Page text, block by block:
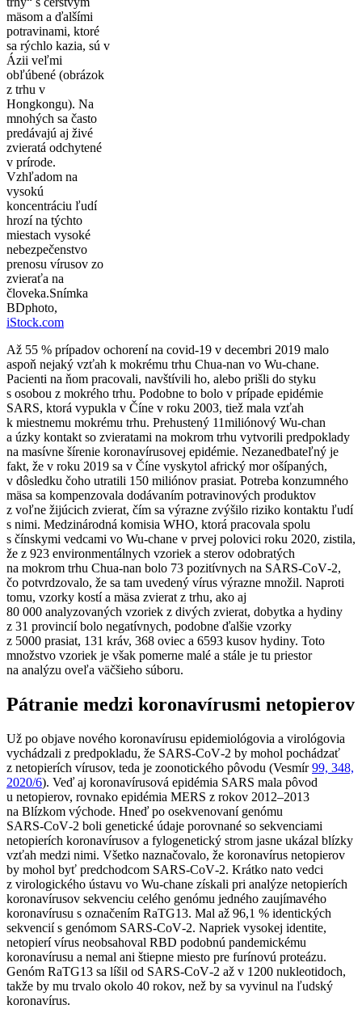
mäsom a ďalšími
potravinami, ktoré
sa rýchlo kazia, sú v
Ázii veľmi
obľúbené (obrázok
z trhu v
Hongkongu). Na
mnohých sa často
predávajú aj živé
zvieratá odchytené
v prírode.
Vzhľadom na
vysokú
koncentráciu ľudí
hrozí na týchto
miestach vysoké
nebezpečenstvo
prenosu vírusov zo
zvieraťa na
človeka.Snímka
BDphoto,
iStock.com
Až 55 % prípadov ochorení na covid-19 v decembri 2019 malo
aspoň nejaký vzťah k mokrému trhu Chua-nan vo Wu-chane.
Pacienti na ňom pracovali, navštívili ho, alebo prišli do styku
s osobou z mokrého trhu. Podobne to bolo v prípade epidémie
SARS, ktorá vypukla v Číne v roku 2003, tiež mala vzťah
k miestnemu mokrému trhu. Prehustený 11miliónový Wu-chan
a úzky kontakt so zvieratami na mokrom trhu vytvorili predpoklady
na masívne šírenie koronavírusovej epidémie. Nezanedbateľný je
fakt, že v roku 2019 sa v Číne vyskytol africký mor ošípaných,
v dôsledku čoho utratili 150 miliónov prasiat. Potreba konzumného
mäsa sa kompenzovala dodávaním potravinových produktov
z voľne žijúcich zvierat, čím sa výrazne zvýšilo riziko kontaktu ľudí
s nimi. Medzinárodná komisia WHO, ktorá pracovala spolu
s čínskymi vedcami vo Wu-chane v prvej polovici roku 2020, zistila,
že z 923 environmentálnych vzoriek a sterov odobratých
na mokrom trhu Chua-nan bolo 73 pozitívnych na SARS‑CoV‑2,
čo potvrdzovalo, že sa tam uvedený vírus výrazne množil. Naproti
tomu, vzorky kostí a mäsa zvierat z trhu, ako aj
80 000 analyzovaných vzoriek z divých zvierat, dobytka a hydiny
z 31 provincií bolo negatívnych, podobne ďalšie vzorky
z 5000 prasiat, 131 kráv, 368 oviec a 6593 kusov hydiny. Toto
množstvo vzoriek je však pomerne malé a stále je tu priestor
na analýzu oveľa väčšieho súboru.
Pátranie medzi koronavírusmi netopierov
Už po objave nového koronavírusu epidemiológovia a virológovia
vychádzali z predpokladu, že SARS‑CoV‑2 by mohol pochádzať
z netopierích vírusov, teda je zoonotického pôvodu (Vesmír99, 348,
2020/6). Veď aj koronavírusová epidémia SARS mala pôvod
u netopierov, rovnako epidémia MERS z rokov 2012–2013
na Blízkom východe. Hneď po osekvenovaní genómu
SARS‑CoV‑2 boli genetické údaje porovnané so sekvenciami
netopierích koronavírusov a fylogenetický strom jasne ukázal blízky
vzťah medzi nimi. Všetko naznačovalo, že koronavírus netopierov
by mohol byť predchodcom SARS‑CoV‑2. Krátko nato vedci
z virologického ústavu vo Wu-chane získali pri analýze netopierích
koronavírusov sekvenciu celého genómu jedného zaujímavého
koronavírusu s označením RaTG13. Mal až 96,1 % identických
sekvencií s genómom SARS‑CoV‑2. Napriek vysokej identite,
netopierí vírus neobsahoval RBD podobnú pandemickému
koronavírusu a nemal ani štiepne miesto pre furínovú proteázu.
Genóm RaTG13 sa líšil od SARS‑CoV‑2 až v 1200 nukleotidoch,
takže by mu trvalo okolo 40 rokov, než by sa vyvinul na ľudský
koronavírus.